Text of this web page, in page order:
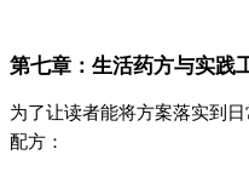
第七章：生活药方与实践
为了让读者能将方案落实到
配方：